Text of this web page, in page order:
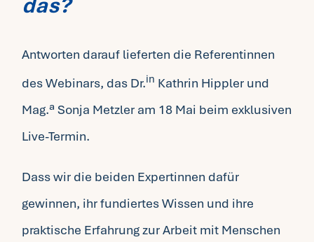
Kontakt
Mein Account
Antworten darauf lieferten die Referentinnen
des Webinars, das Dr.in Kathrin Hippler und
Mag.ª Sonja Metzler am 18 Mai beim exklusiven
Live-Termin.
Dass wir die beiden Expertinnen dafür
gewinnen, ihr fundiertes Wissen und ihre
praktische Erfahrung zur Arbeit mit Menschen